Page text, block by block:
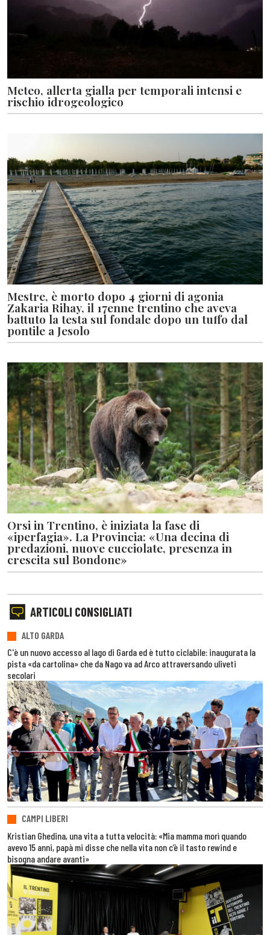
Meteo, allerta gialla per temporali intensi e
rischio idrogeologico
Mestre, è morto dopo 4 giorni di agonia
Zakaria Rihay, il 17enne trentino che aveva
battuto la testa sul fondale dopo un tuffo dal
pontile a Jesolo
Orsi in Trentino, è iniziata la fase di
«iperfagia». La Provincia: «Una decina di
predazioni, nuove cucciolate, presenza in
crescita sul Bondone»
ARTICOLI CONSIGLIATI
ALTO GARDA
C'è un nuovo accesso al lago di Garda ed è tutto ciclabile: inaugurata la
pista «da cartolina» che da Nago va ad Arco attraversando uliveti
secolari
CAMPI LIBERI
Kristian Ghedina, una vita a tutta velocità: «Mia mamma morì quando
avevo 15 anni, papà mi disse che nella vita non c’è il tasto rewind e
bisogna andare avanti»